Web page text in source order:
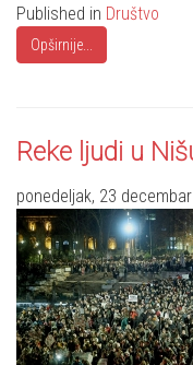
Published in Društvo
Opširnije...
Reke ljudi u
ponedeljak, 23